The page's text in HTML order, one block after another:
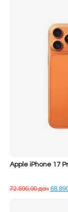
Apple iPhone 17
72.590,00денÇmimi